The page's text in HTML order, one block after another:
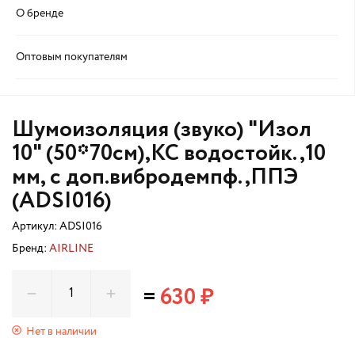
О бренде
Оптовым покупателям
Шумоизоляция (звуко) "Изол
10" (50*70см),КС водостойк.,10
мм, с доп.вибродемпф.,ППЭ
(ADSI016)
Артикул: ADSI016
Бренд: AIRLINE
Нет в наличии
=630 ₽